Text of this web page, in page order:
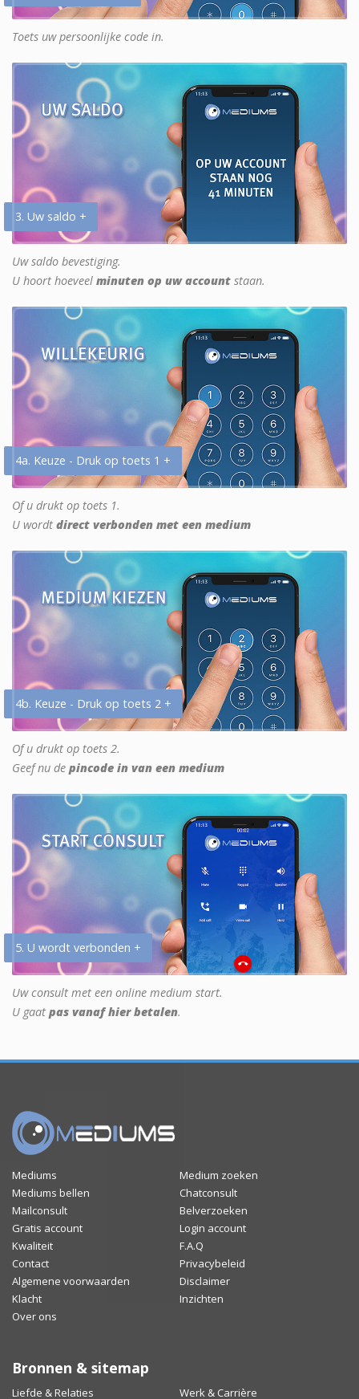
Toets uw persoonlijke code in.
3. Uw saldo +
Uw saldo bevestiging.
U hoort hoeveel minuten op uw account staan.
4a. Keuze - Druk op toets 1 +
Of u drukt op toets 1.
U wordt direct verbonden met een medium
4b. Keuze - Druk op toets 2 +
Of u drukt op toets 2.
Geef nu de pincode in van een medium
5. U wordt verbonden +
Uw consult met een online medium start.
U gaat pas vanaf hier betalen.
Mediums
Medium zoeken
Mediums bellen
Chatconsult
Mailconsult
Belverzoeken
Gratis account
Login account
Kwaliteit
F.A.Q
Contact
Privacybeleid
Algemene voorwaarden
Disclaimer
Klacht
Inzichten
Over ons
Bronnen & sitemap
Liefde & Relaties Werk & Carrière